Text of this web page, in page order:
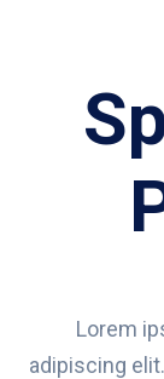
Lorem
adipiscing